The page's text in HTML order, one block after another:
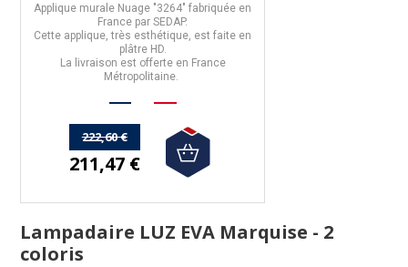
Applique murale Nuage "3264" fabriquée en
France parSEDAP.
Cette applique, très esthétique, est faite en
plâtre HD.
La livraison est offerte en France
Métropolitaine.
222,60 €
211,47 €
Lampadaire LUZ EVA Marquise - 2
coloris